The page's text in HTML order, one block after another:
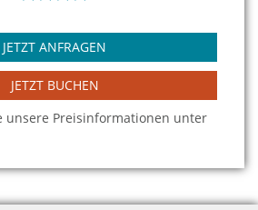
JETZT ANFRAGEN
JETZT BUCHEN
unsere Preisinformationen unter